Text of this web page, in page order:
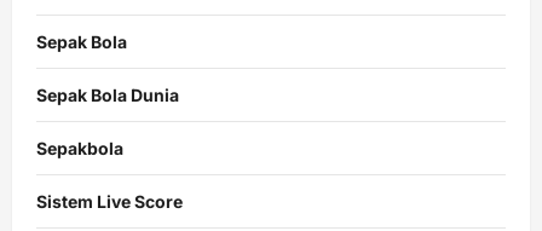
Sepak Bola
Sepak Bola Dunia
Sepakbola
Sistem Live Score